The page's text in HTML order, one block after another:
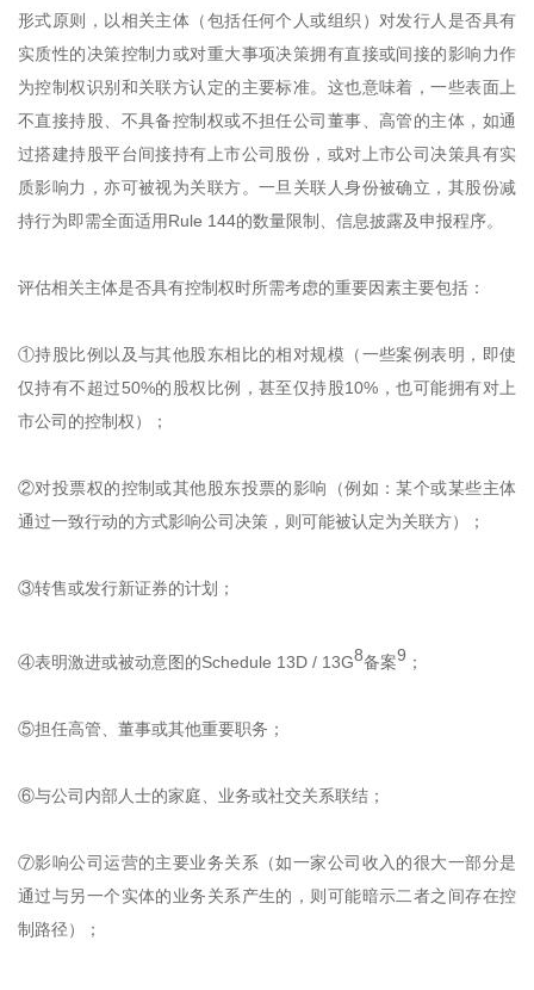
形式原则，以相关主体（包括任何个人或组织）对发行人是否具有
实质性的决策控制力或对重大事项决策拥有直接或间接的影响力作
为控制权识别和关联方认定的主要标准。这也意味着，一些表面上
不直接持股、不具备控制权或不担任公司董事、高管的主体，如通
过搭建持股平台间接持有上市公司股份，或对上市公司决策具有实
质影响力，亦可被视为关联方。一旦关联人身份被确立，其股份减
持行为即需全面适用Rule 144的数量限制、信息披露及申报程序。
评估相关主体是否具有控制权时所需考虑的重要因素主要包括：
①持股比例以及与其他股东相比的相对规模（一些案例表明，即使
仅持有不超过50%的股权比例，甚至仅持股10%，也可能拥有对上
市公司的控制权）；
②对投票权的控制或其他股东投票的影响（例如：某个或某些主体
通过一致行动的方式影响公司决策，则可能被认定为关联方）；
③转售或发行新证券的计划；
④表明激进或被动意图的Schedule 13D / 13G8备案9 ；
⑤担任高管、董事或其他重要职务；
⑥与公司内部人士的家庭、业务或社交关系联结；
⑦影响公司运营的主要业务关系（如一家公司收入的很大一部分是
通过与另一个实体的业务关系产生的，则可能暗示二者之间存在控
制路径）；